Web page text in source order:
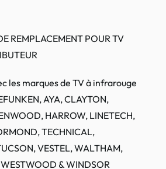
REMPLACEMENT POUR TV
les marques de TV à infrarouge
AYA, CLAYTON,
HARROW, LINETECH,
TECHNICAL,
VESTEL, WALTHAM,
& WINDSOR